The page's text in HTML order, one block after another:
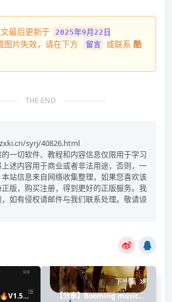
最后更新于 2025年9月22日
图片失效，请在下方 留言 或联系 酷
THE END
syrj/40826.html
一切软件、教程和内容信息仅限用于学习
述内容用于商业或者非法用途，否则，一
站信息来自网络收集整理，如果您喜欢该
版，购买注册，得到更好的正版服务。我
如有侵权请邮件与我们联系处理。敬请谅
下一篇
【分享】Booming music🔥